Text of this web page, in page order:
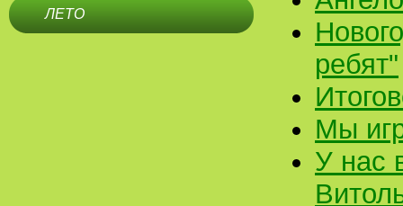
ЛЕТО
ребят"
Мы
У нас